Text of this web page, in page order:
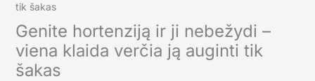
tik šakas
Genite hortenziją ir ji nebežydi –
viena klaida verčia ją auginti tik
šakas